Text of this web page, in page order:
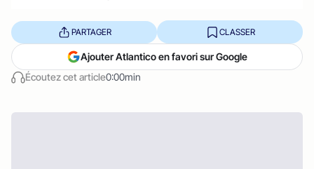
Écoutez cet article0:00min
PARTAGER CLASSER
Ajouter Atlantico en favori sur Google